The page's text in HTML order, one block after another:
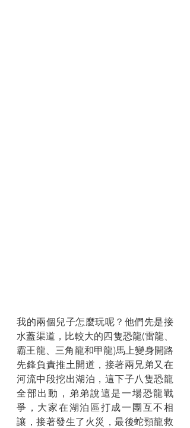
我的兩個兒子怎麼玩呢？他們先是接
水蓋渠道，比較大的四隻恐龍(雷龍、
霸王龍、三角龍和甲龍)馬上變身開路
先鋒負責推土開道，接著兩兄弟又在
河流中段挖出湖泊，這下子八隻恐龍
全部出動，弟弟說這是一場恐龍戰
爭，大家在湖泊區打成一團互不相
讓，接著發生了火災，最後蛇頸龍救